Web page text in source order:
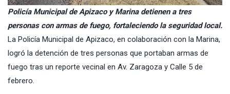
Policía Municipal de Apizaco y Marina detienen a tres
personas con armas de fuego, fortaleciendo la seguridad local.
La Policía Municipal de Apizaco, en colaboración con la Marina,
logró la detención de tres personas que portaban armas de
fuego tras un reporte vecinal en Av. Zaragoza y Calle 5 de
febrero.